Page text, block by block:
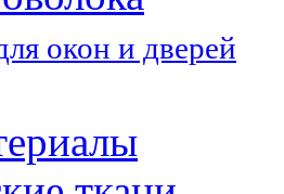
окон и дверей